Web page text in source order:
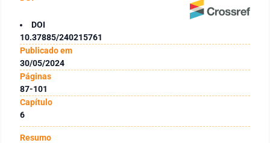
DOI
10.37885/240215761
Publicado em
30/05/2024
Páginas
87-101
Capítulo
6
Resumo